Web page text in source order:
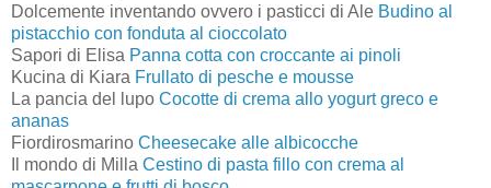
Dolcemente inventando ovvero i pasticci di Ale Budino al
pistacchio con fonduta al cioccolato
Sapori di Elisa Panna cotta con croccante ai pinoli
Kucina di Kiara Frullato di pesche e mousse
La pancia del lupo Cocotte di crema allo yogurt greco e
ananas
Fiordirosmarino Cheesecake alle albicocche
Il mondo di Milla Cestino di pasta fillo con crema al